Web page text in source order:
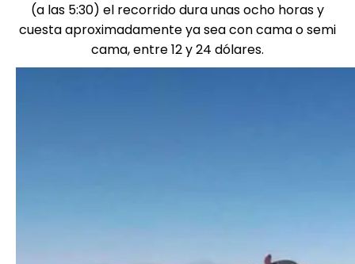
(a las 5:30) el recorrido dura unas ocho horas y
cuesta aproximadamente ya sea con cama o semi
cama, entre 12 y 24 dólares.